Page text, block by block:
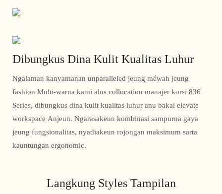
Dibungkus Dina Kulit Kualitas Luhur
Ngalaman kanyamanan unparalleled jeung méwah jeung
fashion Multi-warna kami alus collocation manajer korsi 836
Series, dibungkus dina kulit kualitas luhur anu bakal elevate
workspace Anjeun. Ngarasakeun kombinasi sampurna gaya
jeung fungsionalitas, nyadiakeun rojongan maksimum sarta
kauntungan ergonomic.
Langkung Styles Tampilan